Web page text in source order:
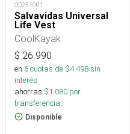
OD251001
Salvavidas Universal
Life Vest
CoolKayak
$ 26.990
en 6cuotas de $4.498sin
interés
ahorras $1.080 por
transferencia.
Disponible